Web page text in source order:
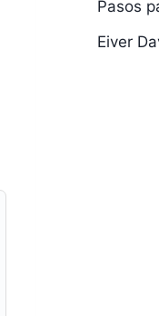
Pasos
Eiver